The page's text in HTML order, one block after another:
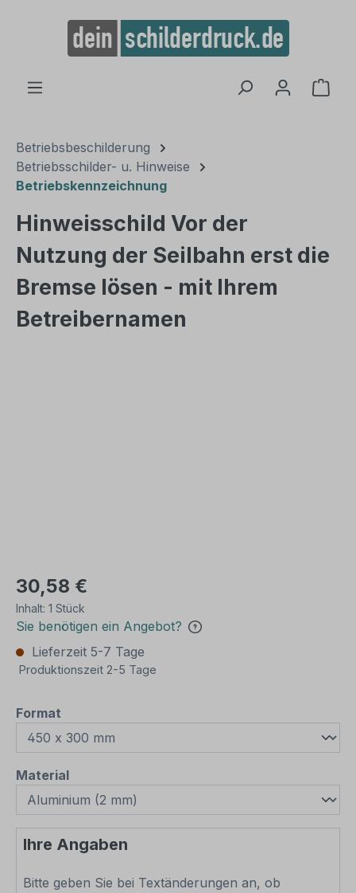
springen
Betriebsbeschilderung
Betriebsschilder- u. Hinweise
Betriebskennzeichnung
Hinweisschild Vor der
Nutzung der Seilbahn erst die
Bremse lösen - mit Ihrem
Betreibernamen
30,58 €
Inhalt: 1 Stück
Sie benötigen ein Angebot?
Lieferzeit 5-7 Tage
Produktionszeit 2-5 Tage
Format
Materialauswählen
Ihre Angaben
Bitte geben Sie bei Textänderungen an, ob